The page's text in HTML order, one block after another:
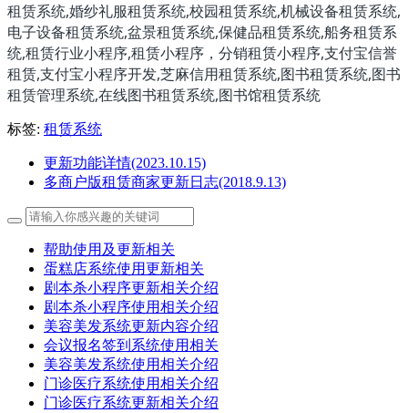
租赁系统,婚纱礼服租赁系统,校园租赁系统,机械设备租赁系统,
电子设备租赁系统,盆景租赁系统,保健品租赁系统,船务租赁系
统,租赁行业小程序,租赁小程序，分销租赁小程序,支付宝信誉
租赁,支付宝小程序开发,芝麻信用租赁系统,图书租赁系统,图书
租赁管理系统,在线图书租赁系统,图书馆租赁系统
标签: 租赁系统
更新功能详情(2023.10.15)
多商户版租赁商家更新日志(2018.9.13)
帮助使用及更新相关
蛋糕店系统使用更新相关
剧本杀小程序更新相关介绍
剧本杀小程序使用相关介绍
美容美发系统更新内容介绍
会议报名签到系统使用相关
美容美发系统使用相关介绍
门诊医疗系统使用相关介绍
门诊医疗系统更新相关介绍